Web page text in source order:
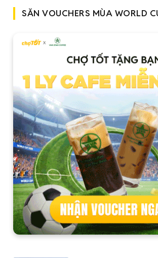
SĂN VOUCHERS MÙA WORLD